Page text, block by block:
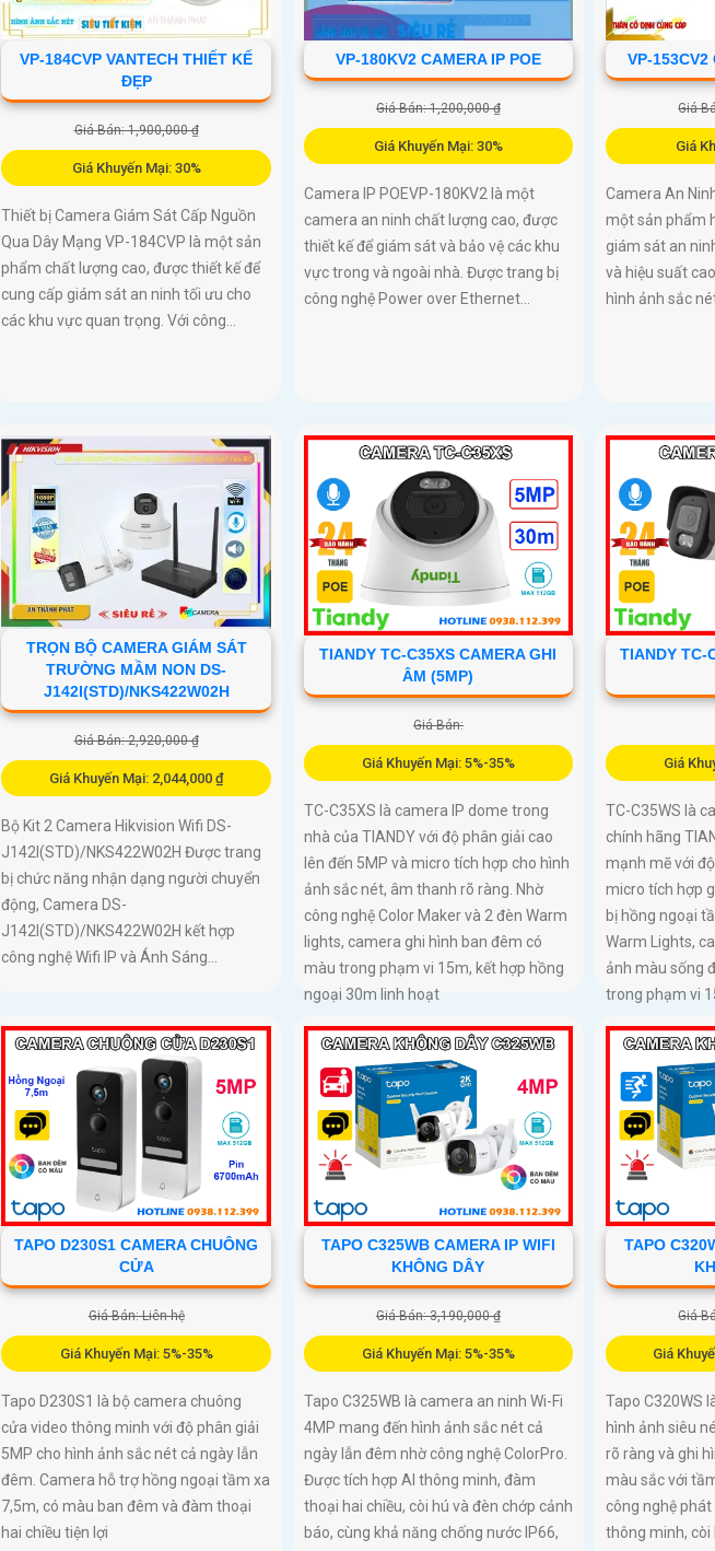
VP-184CVP VANTECH THIẾT KẾ
ĐẸP
Giá Bán: 1,900,000 ₫
Giá Khuyến Mại: 30%
Thiết bị Camera Giám Sát Cấp Nguồn
Qua Dây Mạng VP-184CVP là một sản
phẩm chất lượng cao, được thiết kế để
cung cấp giám sát an ninh tối ưu cho
các khu vực quan trọng. Với công...
VP-180KV2 CAMERA IP POE
Giá Bán: 1,200,000 ₫
Giá Khuyến Mại: 30%
Camera IP POEVP-180KV2 là một
camera an ninh chất lượng cao, được
thiết kế để giám sát và bảo vệ các khu
vực trong và ngoài nhà. Được trang bị
công nghệ Power over Ethernet...
VP-153CV2
Giá
Giá
Camera An
một sản phẩm
giám sát an
và hiệu suất
hình ảnh sắc
TRỌN BỘ CAMERA GIÁM SÁT
TRƯỜNG MẦM NON DS-
J142I(STD)/NKS422W02H
Giá Bán: 2,920,000 ₫
Giá Khuyến Mại: 2,044,000 ₫
Bộ Kit 2 Camera Hikvision Wifi DS-
J142I(STD)/NKS422W02H Được trang
bị chức năng nhận dạng người chuyển
động, Camera DS-
J142I(STD)/NKS422W02H kết hợp
công nghệ Wifi IP và Ánh Sáng...
TIANDY TC-C35XS CAMERA GHI
ÂM (5MP)
Giá Bán:
Giá Khuyến Mại: 5%-35%
TC-C35XS là camera IP dome trong
nhà của TIANDY với độ phân giải cao
lên đến 5MP và micro tích hợp cho hình
ảnh sắc nét, âm thanh rõ ràng. Nhờ
công nghệ Color Maker và 2 đèn Warm
lights, camera ghi hình ban đêm có
màu trong phạm vi 15m, kết hợp hồng
ngoại 30m linh hoạt
TIANDY TC-
Giá
TC-C35WS là
chính hãng
mạnh mẽ với
micro tích hợp
bị hồng ngoại
Warm Lights,
ảnh màu sống
trong phạm vi
TAPO D230S1 CAMERA CHUÔNG
CỬA
Giá Bán: Liên hệ
Giá Khuyến Mại: 5%-35%
Tapo D230S1 là bộ camera chuông
cửa video thông minh với độ phân giải
5MP cho hình ảnh sắc nét cả ngày lẫn
đêm. Camera hỗ trợ hồng ngoại tầm xa
7,5m, có màu ban đêm và đàm thoại
hai chiều tiện lợi
TAPO C325WB CAMERA IP WIFI
KHÔNG DÂY
Giá Bán: 3,190,000 ₫
Giá Khuyến Mại: 5%-35%
Tapo C325WB là camera an ninh Wi-Fi
4MP mang đến hình ảnh sắc nét cả
ngày lẫn đêm nhờ công nghệ ColorPro.
Được tích hợp AI thông minh, đàm
thoại hai chiều, còi hú và đèn chớp cảnh
báo, cùng khả năng chống nước IP66,
TAPO
Giá
Giá
Tapo C320WS
hình ảnh siêu
rõ ràng và ghi
màu sắc với
công nghệ
thông minh, còi